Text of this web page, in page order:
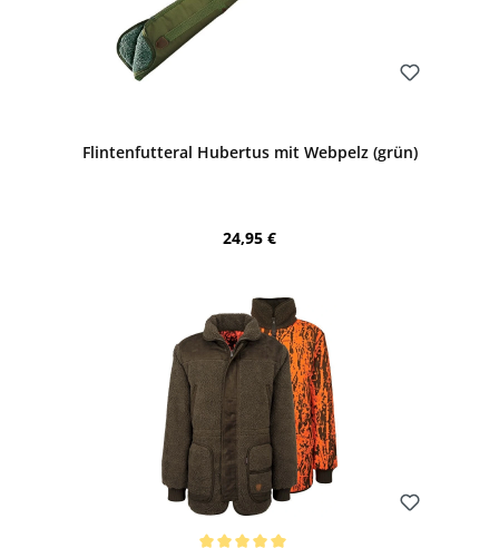
Flintenfutteral Hubertus mit Webpelz (grün)
Regulärer Preis:
24,95 €